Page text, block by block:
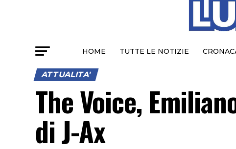
HOME TUTTE LE NOTIZIE
ATTUALITA'
The Voice,
di J-Ax